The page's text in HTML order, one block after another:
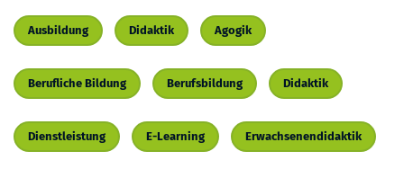
Ausbildung Didaktik Agogik
Berufliche Bildung Berufsbildung Didaktik
Dienstleistung E-Learning Erwachsenendidaktik